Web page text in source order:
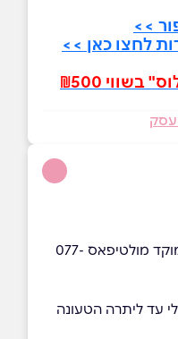
>>
לחצו כאן >>
₪500
*לתמיכה טכנית: ניתן לפנות למוקד מולטיפאס 077-
עד ליתרה הטעונה